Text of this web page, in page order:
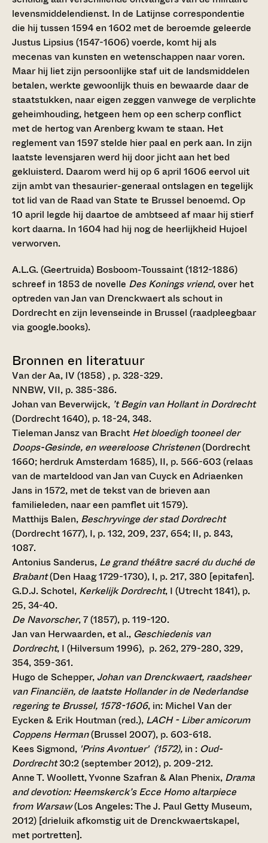
levensmiddelendienst. In de Latijnse correspondentie
die hij tussen 1594 en 1602 met de beroemde geleerde
Justus Lipsius (1547-1606) voerde, komt hij als
mecenas van kunsten en wetenschappen naar voren.
Maar hij liet zijn persoonlijke staf uit de landsmiddelen
betalen, werkte gewoonlijk thuis en bewaarde daar de
staatstukken, naar eigen zeggen vanwege de verplichte
geheimhouding, hetgeen hem op een scherp conflict
met de hertog van Arenberg kwam te staan. Het
reglement van 1597 stelde hier paal en perk aan. In zijn
laatste levensjaren werd hij door jicht aan het bed
gekluisterd. Daarom werd hij op 6 april 1606 eervol uit
zijn ambt van thesaurier-generaal ontslagen en tegelijk
tot lid van de Raad van State te Brussel benoemd. Op
10 april legde hij daartoe de ambtseed af maar hij stierf
kort daarna. In 1604 had hij nog de heerlijkheid Hujoel
verworven.
A.L.G. (Geertruida) Bosboom-Toussaint (1812-1886)
schreef in 1853 de novelle Des Konings vriend, over het
optreden van Jan van Drenckwaert als schout in
Dordrecht en zijn levenseinde in Brussel (raadpleegbaar
via google.books).
Bronnen en literatuur
Van der Aa, IV (1858) , p. 328-329.
NNBW, VII, p. 385-386.
Johan van Beverwijck, ’t Begin van Hollant in Dordrecht
(Dordrecht 1640), p. 18-24, 348.
Tieleman Jansz van Bracht Het bloedigh tooneel der
Doops-Gesinde, en weereloose Christenen(Dordrecht
1660; herdruk Amsterdam 1685), II, p. 566-603 (relaas
van de marteldood van Jan van Cuyck en Adriaenken
Jans in 1572, met de tekst van de brieven aan
familieleden, naar een pamflet uit 1579).
Matthijs Balen, Beschryvinge der stad Dordrecht
(Dordrecht 1677), I, p. 132, 209, 237, 654; II, p. 843,
1087.
Antonius Sanderus, Le grand théâtre sacré du duché de
Brabant(Den Haag 1729-1730), I, p. 217, 380 [epitafen].
G.D.J. Schotel, Kerkelijk Dordrecht, I (Utrecht 1841), p.
25, 34-40.
De Navorscher, 7 (1857), p. 119-120.
Jan van Herwaarden, et al., Geschiedenis van
Dordrecht, I (Hilversum 1996), p. 262, 279-280, 329,
354, 359-361.
Hugo de Schepper, Johan van Drenckwaert, raadsheer
van Financiën, de laatste Hollander in de Nederlandse
regering te Brussel, 1578-1606, in: Michel Van der
Eycken & Erik Houtman (red.), LACH - Liber amicorum
Coppens Herman(Brussel 2007), p. 603-618.
Kees Sigmond, 'Prins Avontuer' (1572), in : Oud-
Dordrecht30:2 (september 2012), p. 209-212.
Anne T. Woollett, Yvonne Szafran & Alan Phenix, Drama
and devotion: Heemskerck’s Ecce Homo altarpiece
from Warsaw(Los Angeles: The J. Paul Getty Museum,
2012) [drieluik afkomstig uit de Drenckwaertskapel,
met portretten].